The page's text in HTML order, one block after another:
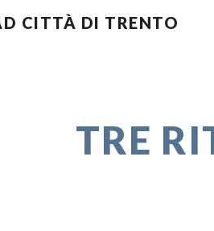
CITTÀ DI TRENTO
TRE